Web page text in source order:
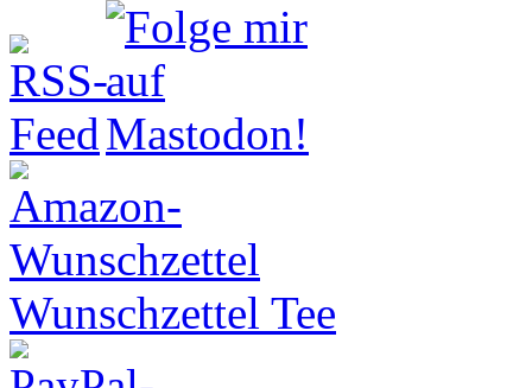
Wunschzettel Tee